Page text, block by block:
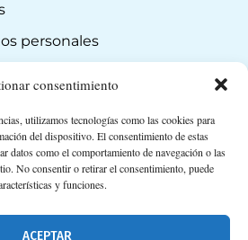
consentimiento
utilizamos tecnologías como las cookies para
del dispositivo. El consentimiento de estas
datos como el comportamiento de navegación o las
No consentir o retirar el consentimiento, puede
y funciones.
ACEPTAR
personales